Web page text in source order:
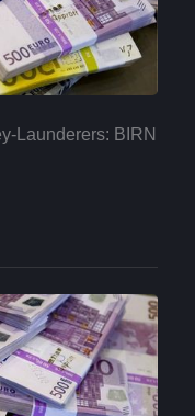
Launderers: BIRN